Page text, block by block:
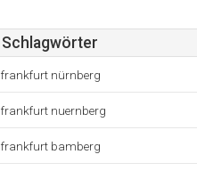
Schlagwörter
frankfurt nürnberg
frankfurt nuernberg
frankfurt bamberg